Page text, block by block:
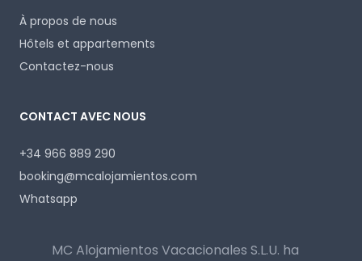
À propos de nous
Hôtels et appartements
Contactez-nous
CONTACT AVEC NOUS
+34 966 889 290
booking@mcalojamientos.com
Whatsapp
MC Alojamientos Vacacionales S.L.U. ha